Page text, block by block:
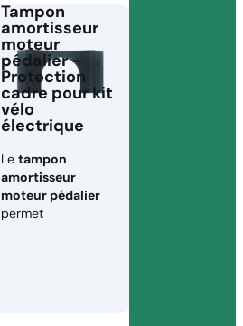
Tampon
amortisseur
moteur
pédalier –
Protection
cadre pour kit
vélo
électrique
Le tampon
amortisseur
moteur pédalier
permet